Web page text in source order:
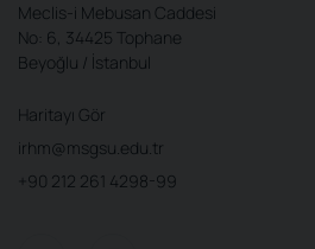
Meclis-i Mebusan Caddesi
No: 6, 34425 Tophane
Beyoğlu / İstanbul
Haritayı Gör
irhm@msgsu.edu.tr
+90 212 261 4298-99